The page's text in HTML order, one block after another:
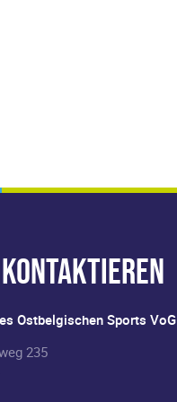
kontaktieren
Ostbelgischen Sports VoG
235